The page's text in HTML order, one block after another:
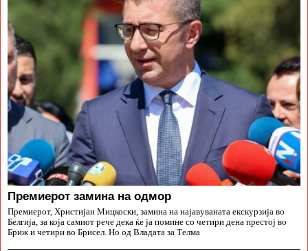
Премиерот замина на одмор
Премиерот, Христијан Мицкоски, замина на најавуваната екскурзија во
Белгија, за која самиот рече дека ќе ја помине со четири дена престој во
Бриж и четири во Брисел. Но од Владата за Телма